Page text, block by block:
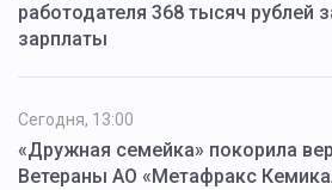
работодателя 368 тысяч рублей
зарплаты
Сегодня, 13:00
«Дружная семейка» покорила
Ветераны АО «Метафракс